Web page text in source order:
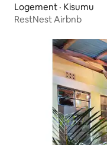
Logement · Kisumu
RestNest Airbnb